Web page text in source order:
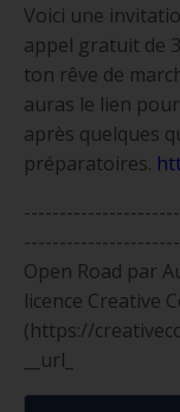
Voici une
appel gratuit de
ton rêve de
auras le lien
après quelques
préparatoires.
----------------------
Open Road par
licence Creative
(https://
__url_